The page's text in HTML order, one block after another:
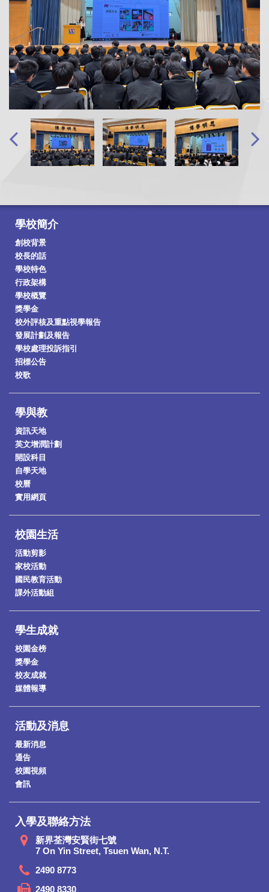
學校簡介
創校背景
校長的話
學校特色
行政架構
學校概覽
獎學金
校外評核及重點視學報告
發展計劃及報告
學校處理投訴指引
招標公告
校歌
學與教
資訊天地
英文增潤計劃
開設科目
自學天地
校曆
實用網頁
校園生活
活動剪影
家校活動
國民教育活動
課外活動組
學生成就
校園金榜
獎學金
校友成就
媒體報導
活動及消息
最新消息
通告
校園視頻
會訊
入學及聯絡方法
新界荃灣安賢街七號
7 On Yin Street, Tsuen Wan, N.T.
2490 8773
2490 8330